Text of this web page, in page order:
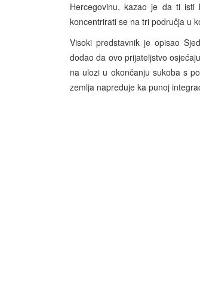
Hercegovinu, kazao je da ti isti
koncentrirati se na tri područja u
Visoki predstavnik je opisao
dodao da ovo prijateljstvo
na ulozi u okončanju sukoba s
zemlja napreduje ka punoj